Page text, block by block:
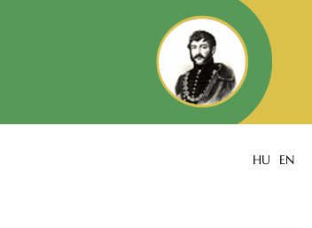
HU EN